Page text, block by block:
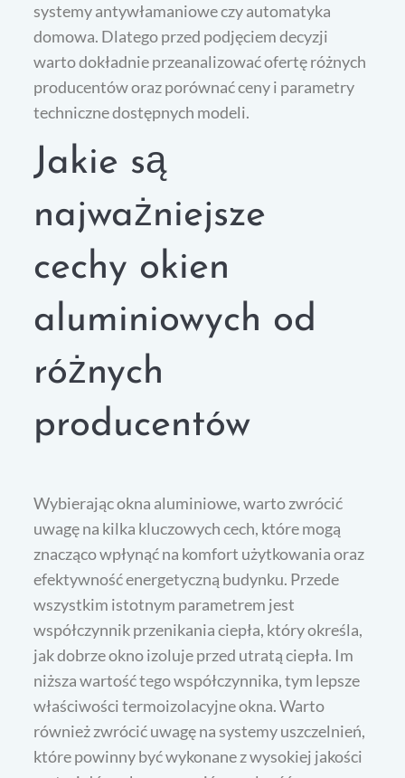
systemy antywłamaniowe czy automatyka
domowa. Dlatego przed podjęciem decyzji
warto dokładnie przeanalizować ofertę różnych
producentów oraz porównać ceny i parametry
techniczne dostępnych modeli.
Jakie są
najważniejsze
cechy okien
aluminiowych od
różnych
producentów
Wybierając okna aluminiowe, warto zwrócić
uwagę na kilka kluczowych cech, które mogą
znacząco wpłynąć na komfort użytkowania oraz
efektywność energetyczną budynku. Przede
wszystkim istotnym parametrem jest
współczynnik przenikania ciepła, który określa,
jak dobrze okno izoluje przed utratą ciepła. Im
niższa wartość tego współczynnika, tym lepsze
właściwości termoizolacyjne okna. Warto
również zwrócić uwagę na systemy uszczelnień,
które powinny być wykonane z wysokiej jakości